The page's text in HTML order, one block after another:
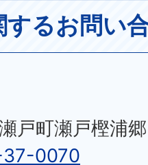
するお問い
戸町瀬戸樫浦
0070